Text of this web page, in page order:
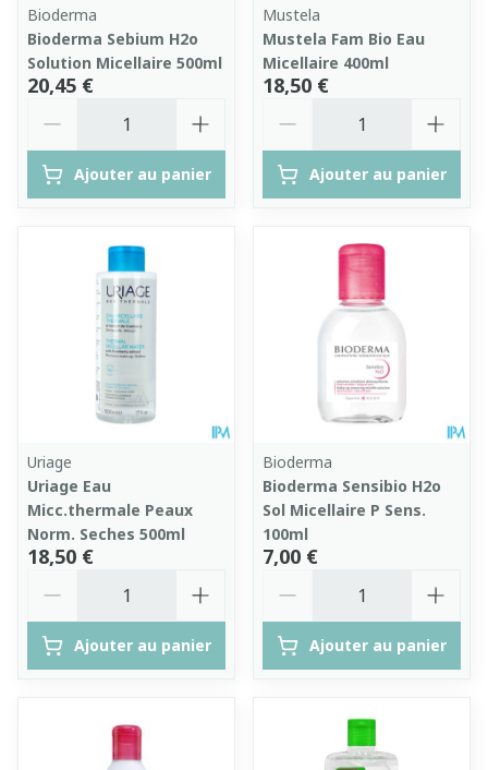
Bioderma
Bioderma Sebium H2o
Solution Micellaire 500ml
20,45 €
Ajouter au panier
Mustela
Mustela Fam Bio Eau
Micellaire 400ml
18,50 €
Ajouter au panier
Uriage
Uriage Eau
Micc.thermale Peaux
Norm. Seches 500ml
18,50 €
Ajouter au panier
Bioderma
Bioderma Sensibio H2o
Sol Micellaire P Sens.
100ml
7,00 €
Ajouter au panier